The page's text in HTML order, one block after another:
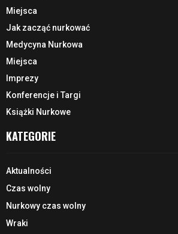
Miejsca
Jak zacząć nurkować
Medycyna Nurkowa
Miejsca
Imprezy
Konferencje i Targi
Książki Nurkowe
KATEGORIE
Aktualności
Czas wolny
Nurkowy czas wolny
Wraki